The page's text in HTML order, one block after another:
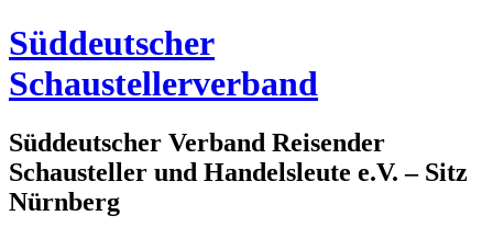
Zum
Inhalt
springen
Süddeutscher
Schaustellerverband
Süddeutscher Verband Reisender
Schausteller und Handelsleute e.V. – Sitz
Nürnberg